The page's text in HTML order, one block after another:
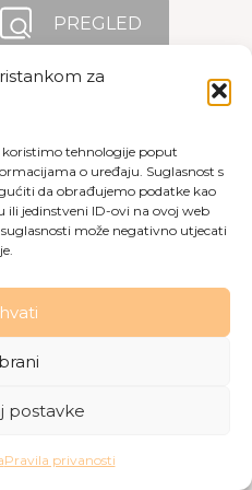
za
tehnologije poput
o uređaju. Suglasnost s
da obrađujemo podatke kao
ili jedinstveni ID-ovi na ovoj web
može negativno utjecati
postavke
Pravila privanosti
PREGLED
kolačića
byGobo Digital